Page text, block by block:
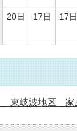
20日 17日 17日
東岐波地区 家